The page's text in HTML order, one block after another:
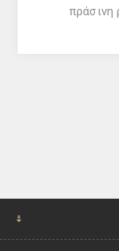
πράσινη